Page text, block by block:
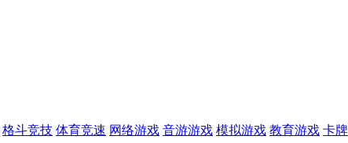
格斗竞技 体育竞速 网络游戏 音游游戏 模拟游戏 教育游戏 卡